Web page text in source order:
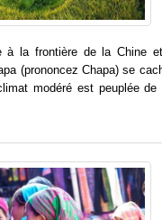
à la frontière de la Chine
(prononcez Chapa) se
modéré est peuplée